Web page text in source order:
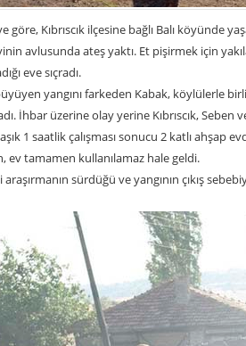
göre, Kıbrıscık ilçesine bağlı Balı köyünde
avlusunda ateş yaktı. Et pişirmek için
eve sıçradı.
yangını farkeden Kabak, köylülerle
İhbar üzerine olay yerine Kıbrıscık,
1 saatlik çalışması sonucu 2 katlı ahşap
ev tamamen kullanılamaz hale geldi.
araşırmanın sürdüğü ve yangının çıkış